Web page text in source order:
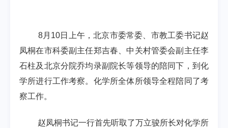
8月 10日
上午，北京市委常委、市教工委书记赵
凤桐在市科委副主任郑吉春、中关村管委会副主任李
石柱及北京分院乔均录副院长等领导的陪同下，到化
学所进行工作考察。化学所全体所领导全程陪同了考
察工作。
赵凤桐书记一行首先听取了万立骏所长对化学所